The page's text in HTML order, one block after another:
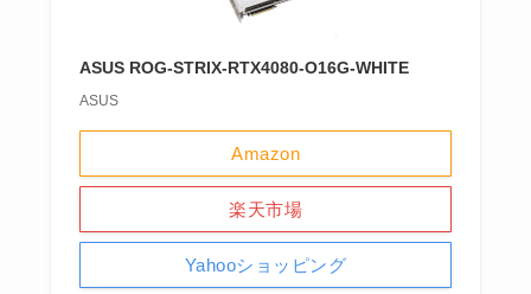
ASUS ROG-STRIX-RTX4080-O16G-WHITE
ASUS
Amazon
楽天市場
Yahooショッピング